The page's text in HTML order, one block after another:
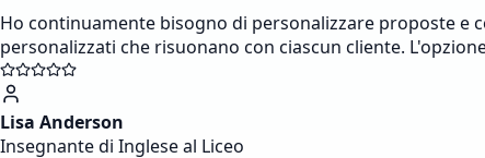
Ho continuamente bisogno di personalizzare proposte e
personalizzati che risuonano con ciascun cliente.
Lisa Anderson
Insegnante di Inglese al Liceo